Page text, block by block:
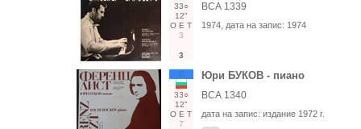
33○
12"
О Е Т
3
3
ВСА 1339
1974 , дата на запис: 1974
С
33○
12"
О Е Т
7
Юри БУКОВ - пиано
ВСА 1340
дата на запис: издание 1972 г.